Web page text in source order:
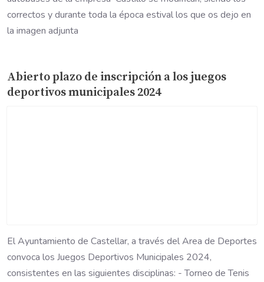
correctos y durante toda la época estival los que os dejo en
la imagen adjunta
Abierto plazo de inscripción a los juegos
deportivos municipales 2024
El Ayuntamiento de Castellar, a través del Area de Deportes
convoca los Juegos Deportivos Municipales 2024,
consistentes en las siguientes disciplinas: - Torneo de Tenis